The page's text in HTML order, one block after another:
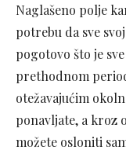
Naglašeno polje
potrebu da sve
pogotovo što je
prethodnom
otežavajućim
ponavljate, a kroz
možete osloniti